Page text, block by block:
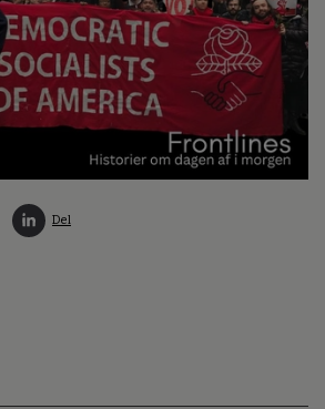
Del